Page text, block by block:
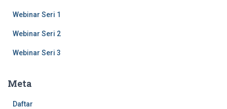
Webinar Seri 1
Webinar Seri 2
Webinar Seri 3
Meta
Daftar